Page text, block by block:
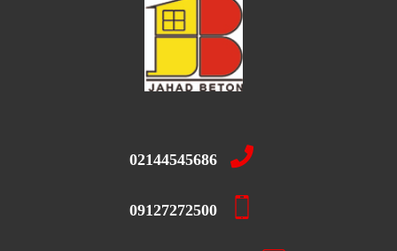
02144545686
09127272500